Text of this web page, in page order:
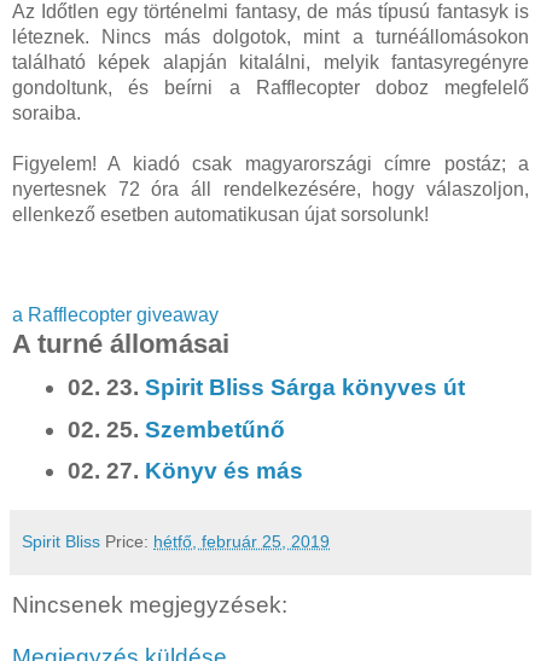
Az Időtlen egy történelmi fantasy, de más típusú fantasyk is
léteznek. Nincs más dolgotok, mint a turnéállomásokon
található képek alapján kitalálni, melyik fantasyregényre
gondoltunk, és beírni a Rafflecopter doboz megfelelő
soraiba.
Figyelem! A kiadó csak magyarországi címre postáz; a
nyertesnek 72 óra áll rendelkezésére, hogy válaszoljon,
ellenkező esetben automatikusan újat sorsolunk!
a Rafflecopter giveaway
A turné állomásai
02. 23.Spirit Bliss Sárga könyves út
02. 25.Szembetűnő
02. 27. Könyv és más
Spirit Bliss Price: hétfő, február 25, 2019
Nincsenek megjegyzések: